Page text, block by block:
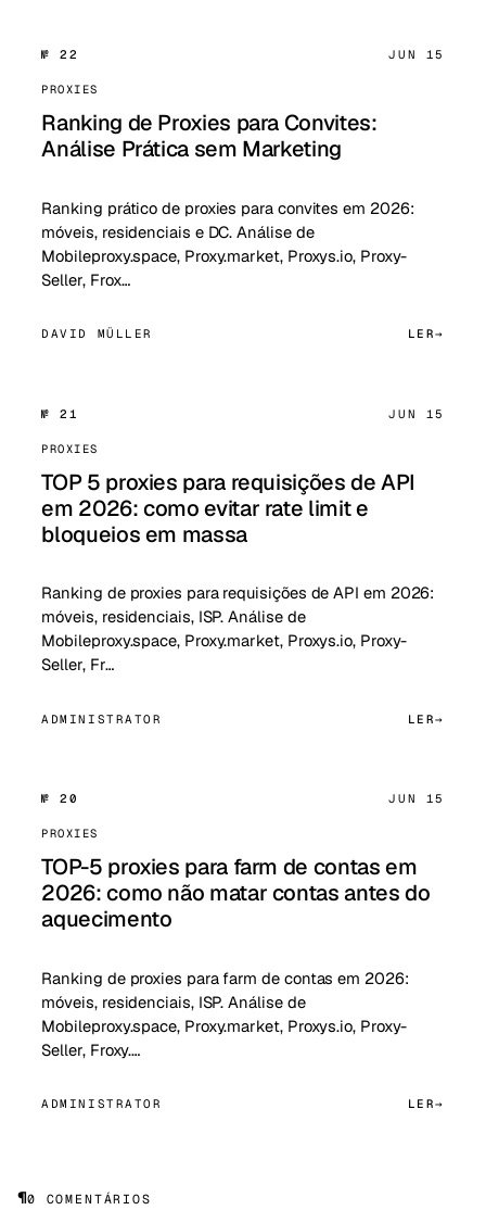
№ 22 JUN 15
PROXIES
Ranking de Proxies para Convites:
Análise Prática sem Marketing
Ranking prático de proxies para convites em 2026:
móveis, residenciais e DC. Análise de
Mobileproxy.space, Proxy.market, Proxys.io, Proxy-
Seller, Frox…
DAVID MÜLLER LER
№ 21 JUN 15
PROXIES
TOP 5 proxies para requisições de API
em 2026: como evitar rate limit e
bloqueios em massa
Ranking de proxies para requisições de API em 2026:
móveis, residenciais, ISP. Análise de
Mobileproxy.space, Proxy.market, Proxys.io, Proxy-
Seller, Fr…
ADMINISTRATOR LER
№ 20 JUN 15
PROXIES
TOP-5 proxies para farm de contas em
2026: como não matar contas antes do
aquecimento
Ranking de proxies para farm de contas em 2026:
móveis, residenciais, ISP. Análise de
Mobileproxy.space, Proxy.market, Proxys.io, Proxy-
Seller, Froxy.…
ADMINISTRATOR LER
¶0 COMENTÁRIOS